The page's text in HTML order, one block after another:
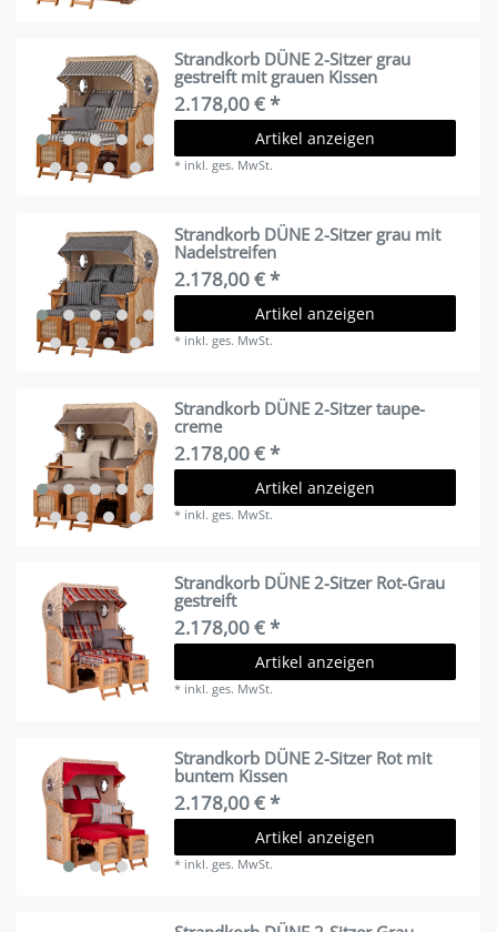
Strandkorb DÜNE 2-Sitzer grau
gestreift mit grauen Kissen
2.178,00 € *
Artikel anzeigen
* inkl. ges. MwSt.
Strandkorb DÜNE 2-Sitzer grau mit
Nadelstreifen
2.178,00 € *
Artikel anzeigen
* inkl. ges. MwSt.
Strandkorb DÜNE 2-Sitzer taupe-
creme
2.178,00 € *
Artikel anzeigen
* inkl. ges. MwSt.
Strandkorb DÜNE 2-Sitzer Rot-Grau
gestreift
2.178,00 € *
Artikel anzeigen
* inkl. ges. MwSt.
Strandkorb DÜNE 2-Sitzer Rot mit
buntem Kissen
2.178,00 € *
Artikel anzeigen
* inkl. ges. MwSt.